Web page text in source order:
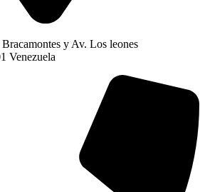
y Av. Los leones
Venezuela